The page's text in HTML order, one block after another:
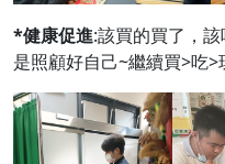
*健康促進:該買的買了，
是照顧好自己~繼續買>吃>